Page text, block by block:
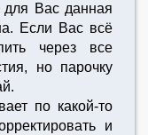
для Вас данная
Если Вас всё
через все
но парочку
по какой-то
и